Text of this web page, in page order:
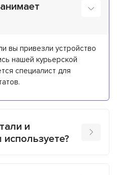
вы привезли устройство
нашей курьерской
специалист для
и